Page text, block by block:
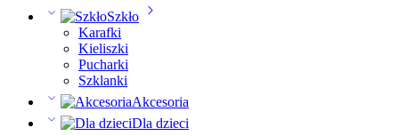
Szkło
Karafki
Kieliszki
Pucharki
Szklanki
Akcesoria
Dla dzieci